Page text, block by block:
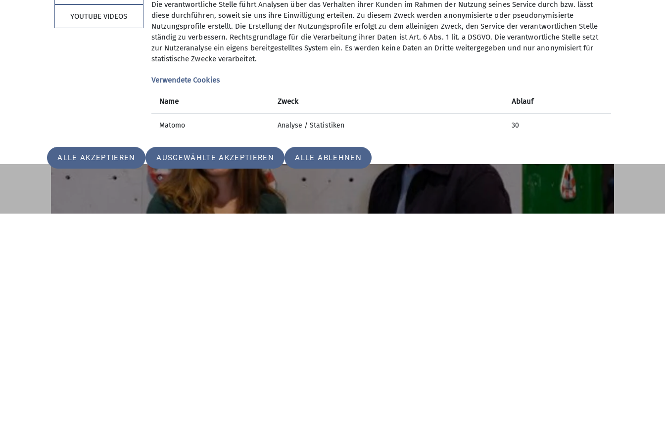
Die Sektion Gangkofen freut sich über das neue Mitglied und wünscht bei allen Bergaktivitäten viel Freude in und mit der Natur!
YOUTUBE VIDEOS
Die verantwortliche Stelle führt Analysen über das Verhalten ihrer Kunden im Rahmen der Nutzung seines Service durch bzw. lässt
diese durchführen, soweit sie uns ihre Einwilligung erteilen. Zu diesem Zweck werden anonymisierte oder pseudonymisierte
Nutzungsprofile erstellt. Die Erstellung der Nutzungsprofile erfolgt zu dem alleinigen Zweck, den Service der verantwortlichen Stelle
ständig zu verbessern. Rechtsgrundlage für die Verarbeitung ihrer Daten ist Art. 6 Abs. 1 lit. a DSGVO. Die verantwortliche Stelle setzt
zur Nutzeranalyse ein eigens bereitgestelltes System ein. Es werden keine Daten an Dritte weitergegeben und nur anonymisiert für
statistische Zwecke verarbeitet.
Verwendete Cookies
Name Zweck Ablauf
Matomo Analyse / Statistiken 30
ALLE AKZEPTIEREN AUSGEWÄHLTE AKZEPTIEREN ALLE ABLEHNEN